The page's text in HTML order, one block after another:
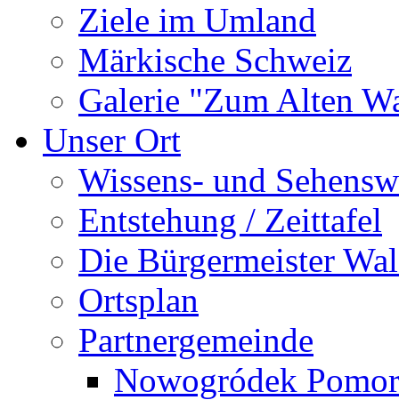
Ziele im Umland
Märkische Schweiz
Galerie "Zum Alten
Unser Ort
Wissens- und
Entstehung / Zeittafel
Die Bürgermeister
Ortsplan
Partnergemeinde
Nowogródek